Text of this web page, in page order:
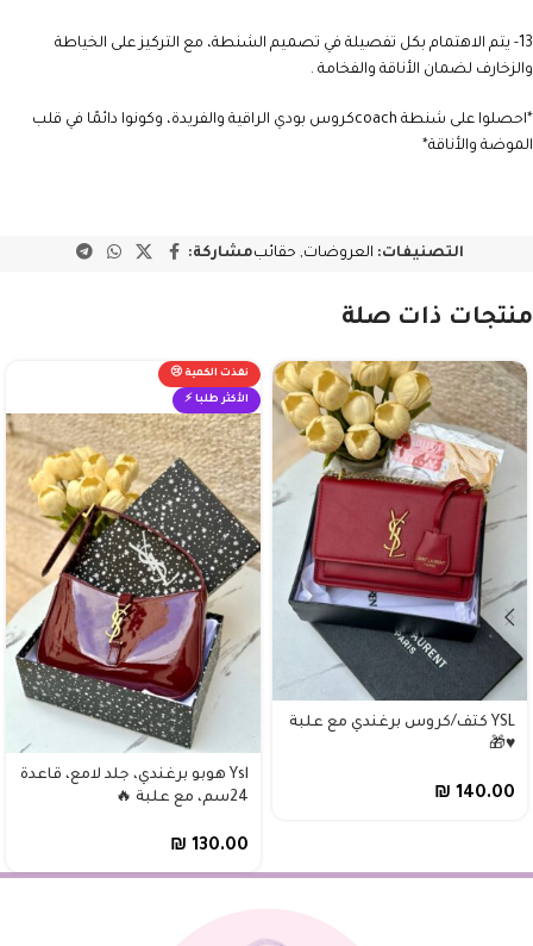
13- يتم الاهتمام بكل تفصيلة في تصميم الشنطة، مع التركيز على الخياطة
والزخارف لضمان الأناقة والفخامة .
*احصلوا على شنطة coachكروس بودي الراقية والفريدة، وكونوا دائمًا في قلب
الموضة والأناقة*
التصنيفات: العروضات, حقائبمشاركة:
منتجات ذات صلة
YSL كتف/كروس برغندي مع علبة
♥️🎁
₪ 140.00
نفذت الكمية 😢
الأكثر طلبا ⚡
Ysl هوبو برغندي، جلد لامع، قاعدة
24سم، مع علبة 🔥
₪ 130.00